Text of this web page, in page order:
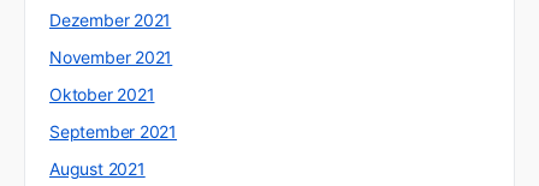
Dezember 2021
November 2021
Oktober 2021
September 2021
August 2021